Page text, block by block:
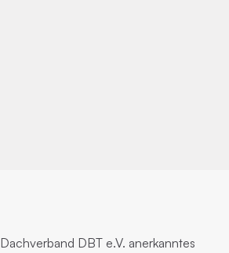
Dachverband DBT e.V. anerkanntes